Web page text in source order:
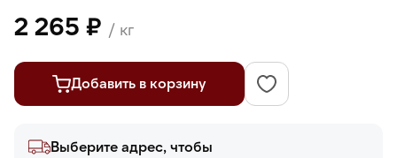
2 265 ₽ / кг
Добавить в корзину
Выберите адрес, чтобы